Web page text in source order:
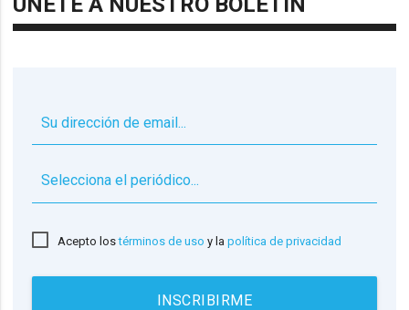
Acepto lostérminos de uso y lapolítica de privacidad
INSCRIBIRME